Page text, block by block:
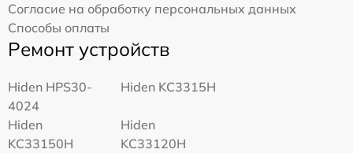
Согласие на обработку персональных данных
Способы оплаты
Ремонт устройств
Hiden HPS30-
4024
Hiden KC3315H
Hiden
KC33150H
Hiden
KC33120H